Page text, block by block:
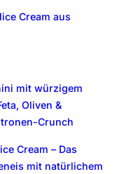
Cream aus
mit würzigem
Oliven &
Crunch
Cream – Das
mit natürlichem